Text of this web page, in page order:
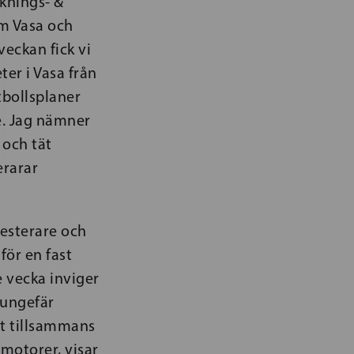
Vasa och
fick vi
i Vasa från
Jag nämner
tät
och
en fast
vecka inviger
tillsammans
visar